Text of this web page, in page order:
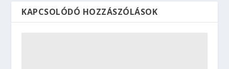
KAPCSOLÓDÓ HOZZÁSZÓLÁSOK